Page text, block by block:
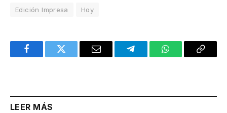
Edición Impresa Hoy
FacebookTwitter Email TelegramWhatsAppCopy
LEER MÁS